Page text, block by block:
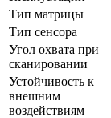
Тип матрицы
Тип сенсора
Угол охвата при
сканировании
Устойчивость к
внешним
воздействиям